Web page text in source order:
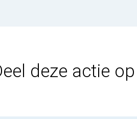
deze actie